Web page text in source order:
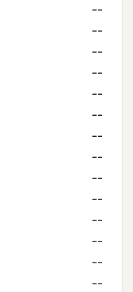
--
--
--
--
--
--
--
--
--
--
--
--
--
--